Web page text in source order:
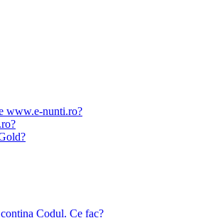
www.e-nunti.ro?
Codul. Ce fac?